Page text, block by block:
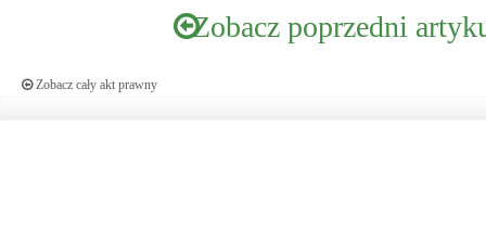
Zobacz poprzedni
Zobacz cały akt prawny